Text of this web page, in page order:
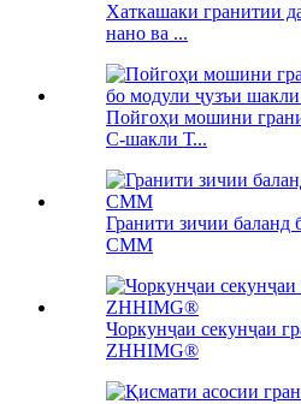
Хаткашаки гранитии
нано ва ...
Пойгоҳи мошини
C-шакли Т...
Гранити зичии
CMM
Чоркунҷаи секунҷаи
ZHHIMG®